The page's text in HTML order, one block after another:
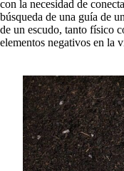
con la necesidad de
búsqueda de una guía de
de un escudo, tanto físico
elementos negativos en la